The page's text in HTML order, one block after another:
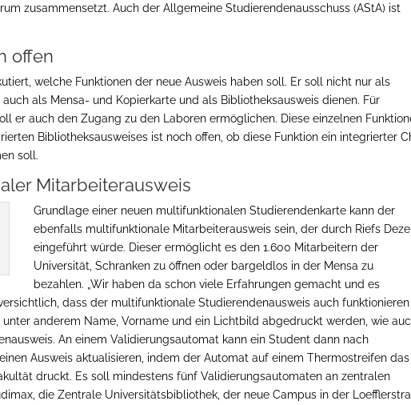
zusammensetzt. Auch der Allgemeine Studierendenausschuss (AStA) ist
offen
welche Funktionen der neue Ausweis haben soll. Er soll nicht nur als
als Mensa- und Kopierkarte und als Bibliotheksausweis dienen. Für
er auch den Zugang zu den Laboren ermöglichen. Diese einzelnen
Bibliotheksausweises ist noch offen, ob diese Funktion ein integrierter
soll.
Mitarbeiterausweis
Grundlage einer neuen multifunktionalen Studierendenkarte kann der
ebenfalls multifunktionale Mitarbeiterausweis sein, der durch Riefs
eingeführt würde. Dieser ermöglicht es den 1.600 Mitarbeitern der
Universität, Schranken zu öffnen oder bargeldlos in der Mensa zu
bezahlen. „Wir haben da schon viele Erfahrungen gemacht und es
dass der multifunktionale Studierendenausweis auch funktionieren
anderem Name, Vorname und ein Lichtbild abgedruckt werden, wie
An einem Validierungsautomat kann ein Student dann nach
Ausweis aktualisieren, indem der Automat auf einem Thermostreifen das
druckt. Es soll mindestens fünf Validierungsautomaten an zentralen
die Zentrale Universitätsbibliothek, der neue Campus in der